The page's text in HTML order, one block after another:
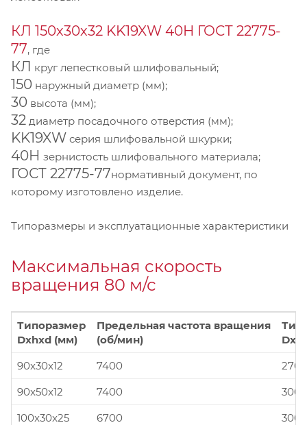
КЛ 150х30х32 KK19XW 40Н ГОСТ 22775-
77, где
КЛ круг лепестковый шлифовальный;
150 наружный диаметр (мм);
30 высота (мм);
32 диаметр посадочного отверстия (мм);
KK19XW серия шлифовальной шкурки;
40Н зернистость шлифовального материала;
ГОСТ 22775-77нормативный документ, по
которому изготовлено изделие.
Типоразмеры и эксплуатационные характеристики
Максимальная скорость
вращения 80 м/с
Типоразмер
Dxhxd (мм)
Предельная частота вращения
(об/мин)
90x30x12
7400
90x50x12
7400
100x30x25
6700